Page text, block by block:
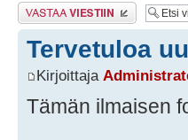
Lähetä vastaus
Tervetuloa
Kirjoittaja
Tämän ilmaisen